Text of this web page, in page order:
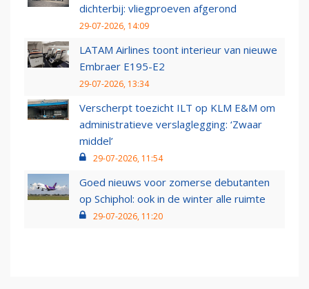
dichterbij: vliegproeven afgerond
29-07-2026, 14:09
LATAM Airlines toont interieur van nieuwe
Embraer E195-E2
29-07-2026, 13:34
Verscherpt toezicht ILT op KLM E&M om
administratieve verslaglegging: ‘Zwaar
middel’
29-07-2026, 11:54
Goed nieuws voor zomerse debutanten
op Schiphol: ook in de winter alle ruimte
29-07-2026, 11:20